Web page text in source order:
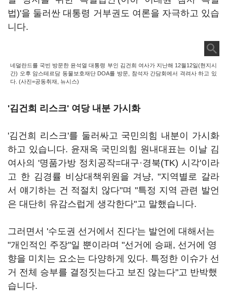
법)'을 둘러싼 대통령 거부권도 여론을 자극하고 있습
니다.
네덜란드를 국빈 방문한 윤석열 대통령 부인 김건희 여사가 지난해 12월12일(현지시
간) 오후 암스테르담 동물보호재단 DOA를 방문, 참석자 간담회에서 격려사 하고 있
다. (사진=공동취재, 뉴시스)
'김건희 리스크' 여당 내분 가시화
'김건희 리스크'를 둘러싸고 국민의힘 내분이 가시화
하고 있습니다. 윤재옥 국민의힘 원내대표는 이날 김
여사의 '명품가방 정치공작=대구·경북(TK) 시각'이라
고 한 김경률 비상대책위원을 겨냥, "지역별로 갈라
서 얘기하는 건 적절치 않다"며 "특정 지역 관련 발언
은 대단히 유감스럽게 생각한다"고 말했습니다.
그러면서 '수도권 선거에서 진다'는 발언에 대해서는
"개인적인 주장"일 뿐이라며 "선거에 승패, 선거에 영
향을 미치는 요소는 다양하게 있다. 특정한 이슈가 선
거 전체 승부를 결정짓는다고 보진 않는다"고 반박했
습니다.